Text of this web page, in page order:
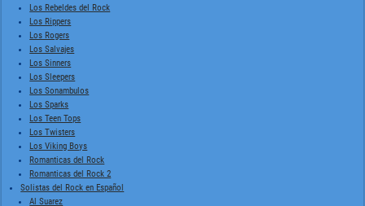
Los Rebeldes del Rock
Los Rippers
Los Rogers
Los Salvajes
Los Sinners
Los Sleepers
Los Sonambulos
Los Sparks
Los Teen Tops
Los Twisters
Los Viking Boys
Romanticas del Rock
Romanticas del Rock 2
Solistas del Rock en Español
Al Suarez